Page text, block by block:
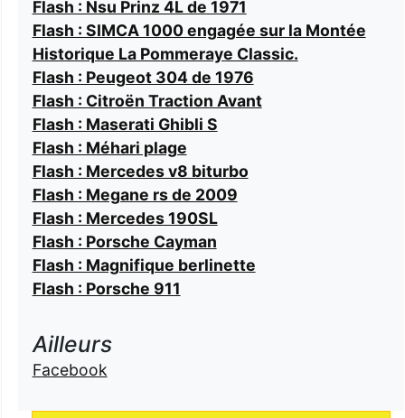
Flash : Nsu Prinz 4L de 1971
Flash : SIMCA 1000 engagée sur la Montée
Historique La Pommeraye Classic.
Flash : Peugeot 304 de 1976
Flash : Citroën Traction Avant
Flash : Maserati Ghibli S
Flash : Méhari plage
Flash : Mercedes v8 biturbo
Flash : Megane rs de 2009
Flash : Mercedes 190SL
Flash : Porsche Cayman
Flash : Magnifique berlinette
Flash : Porsche 911
Ailleurs
Facebook